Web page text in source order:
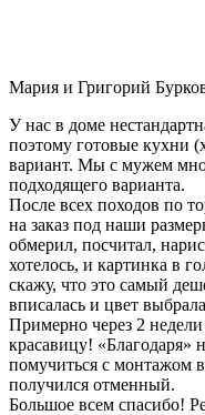
Мария и Григорий
У нас в доме
поэтому готовые кухни
вариант. Мы с мужем
подходящего варианта.
После всех походов по
на заказ под наши
обмерил, посчитал,
хотелось, и картинка в
скажу, что это самый
вписалась и цвет
Примерно через 2
красавицу!
помучиться с монтажом
получился отменный.
Большое всем спасибо!